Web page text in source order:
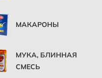
МАКАРОНЫ
МУКА, БЛИННАЯ
СМЕСЬ